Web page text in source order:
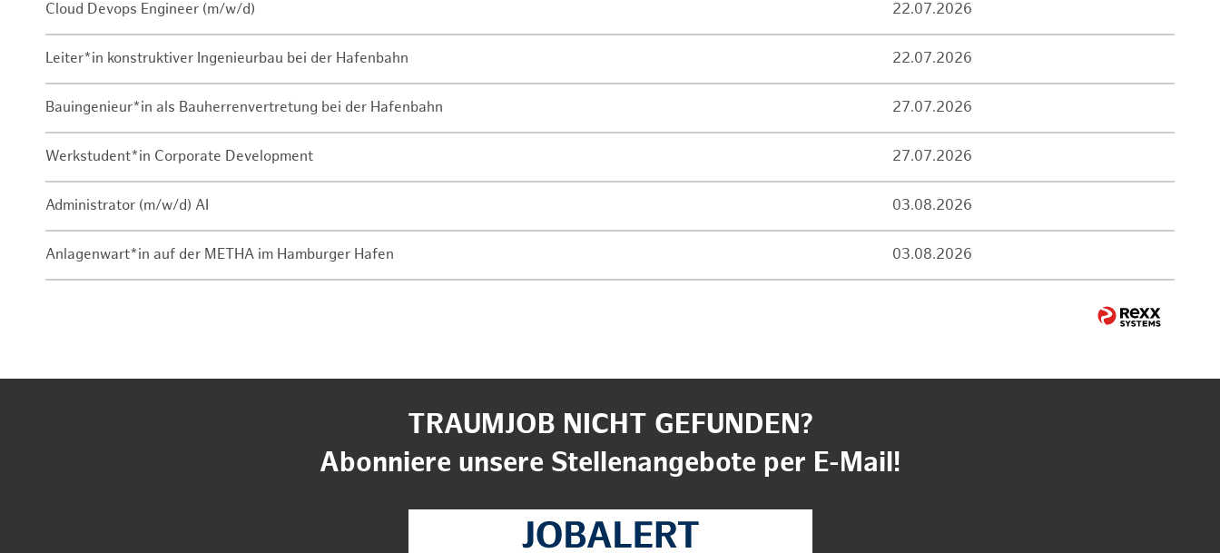
Cloud Devops Engineer (m/w/d) 22.07.2026
Leiter*in konstruktiver Ingenieurbau bei der Hafenbahn 22.07.2026
Bauingenieur*in als Bauherrenvertretung bei der Hafenbahn 27.07.2026
Werkstudent*in Corporate Development 27.07.2026
Administrator (m/w/d) AI 03.08.2026
Anlagenwart*in auf der METHA im Hamburger Hafen 03.08.2026
TRAUMJOB NICHT GEFUNDEN?
Abonniere unsere Stellenangebote per E-Mail!